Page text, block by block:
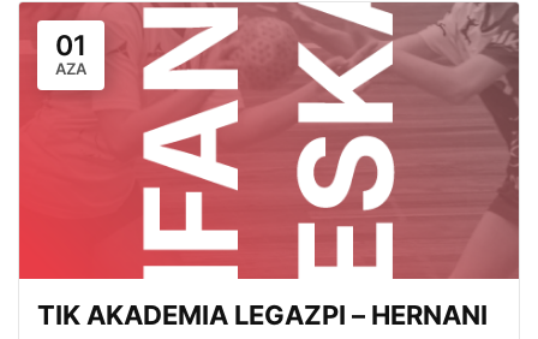
01
AZA
TIK AKADEMIA LEGAZPI – HERNANI